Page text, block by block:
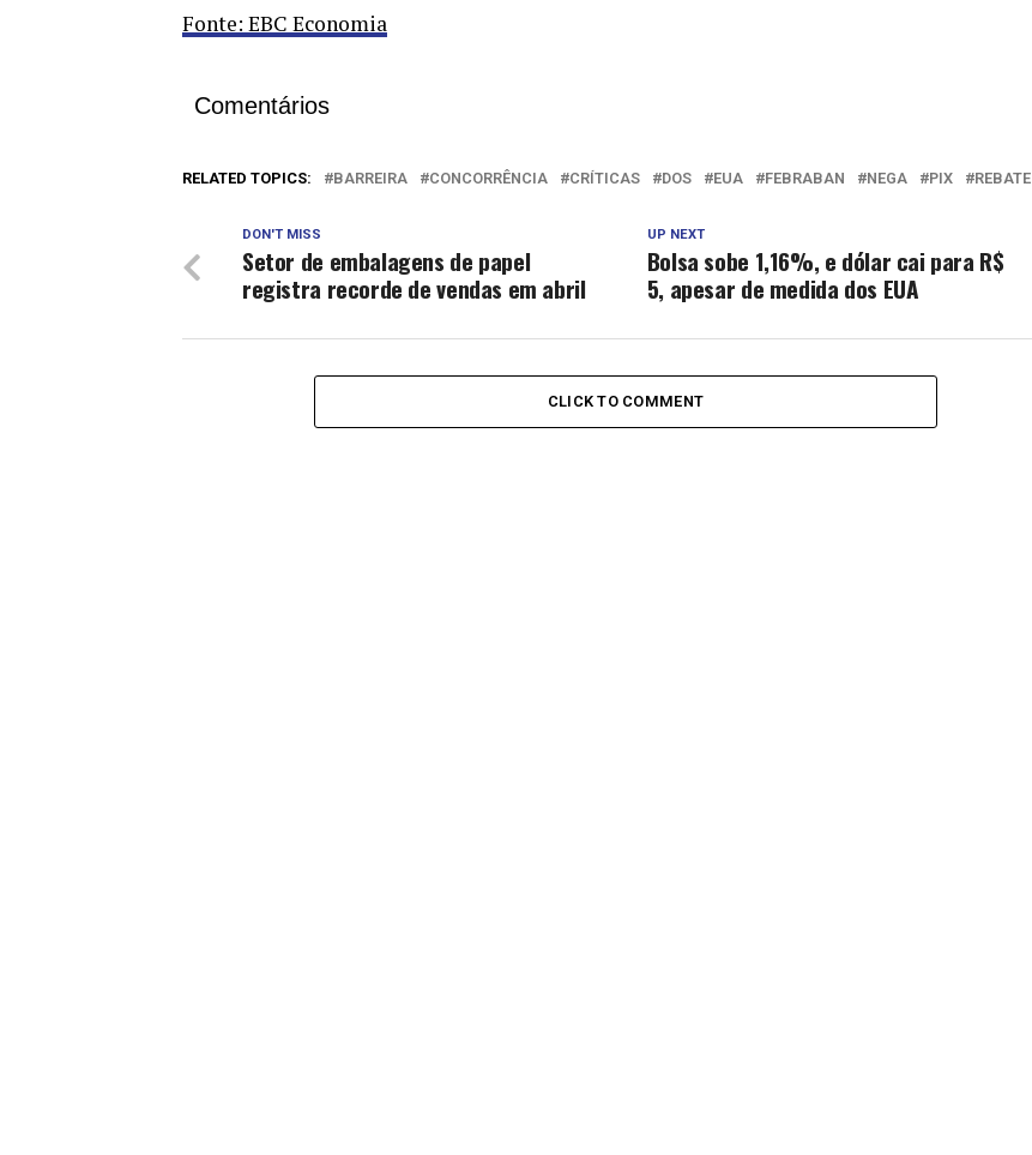
Fonte: EBC Economia
Comentários
RELATED TOPICS: BARREIRA CONCORRÊNCIA CRÍTICAS DOS EUA FEBRABAN NEGA PIX REBATE
UP NEXT
Bolsa sobe 1,16%, e dólar cai para R$
5, apesar de medida dos EUA
DON'T MISS
Setor de embalagens de papel
registra recorde de vendas em abril
CLICK TO COMMENT